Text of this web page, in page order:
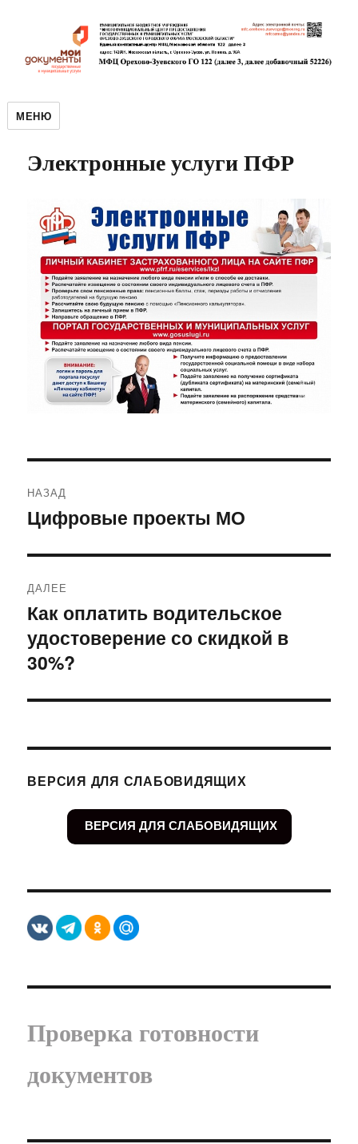
МЕНЮ
Электронные услуги ПФР
по
НАЗАД
Предыдущая
Цифровые проекты МО
ДАЛЕЕ
Следующая
запись:
Как оплатить водительское
удостоверение со скидкой в
30%?
ВЕРСИЯ ДЛЯ СЛАБОВИДЯЩИХ
ВЕРСИЯ ДЛЯ СЛАБОВИДЯЩИХ
Проверка готовности
документов